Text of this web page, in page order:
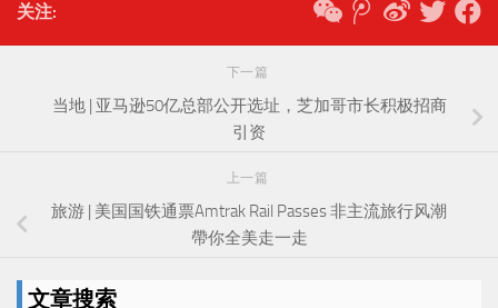
关注:
下一篇
当地 | 亚马逊50亿总部公开选址，芝加哥市长积极招商
引资
上一篇
旅游 | 美国国铁通票Amtrak Rail Passes 非主流旅行风潮
帶你全美走一走
文章搜索